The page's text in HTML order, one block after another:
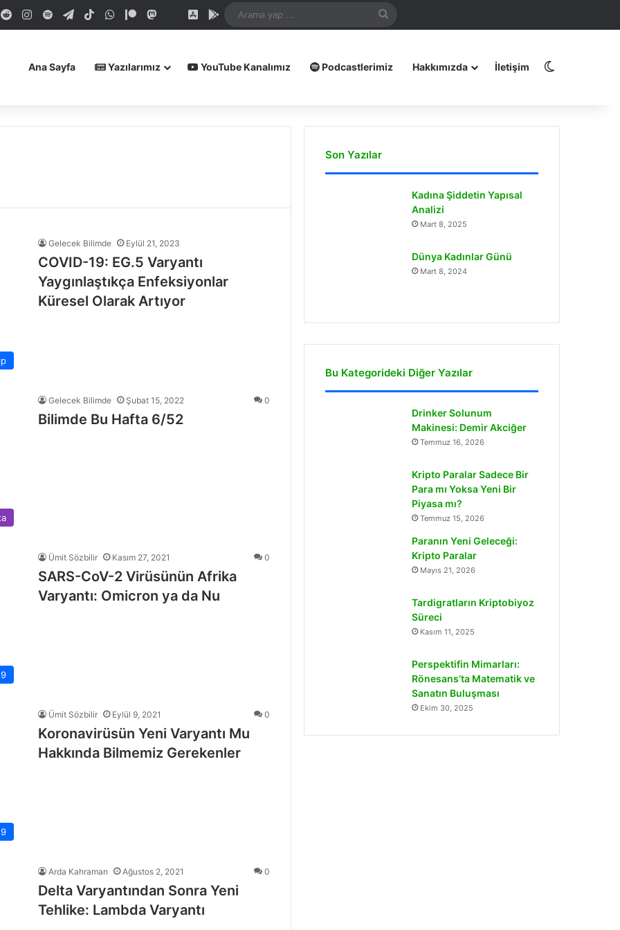
RedditInstagram
SpotifyTelegramTikTokWhatsApp
PatreonMastodonBlueskyiOS Uygulamamız
Android Uygulamamız
...
Ana Sayfa Yazılarımız YouTube Kanalımız Podcastlerimiz Hakkımızda İletişim
Gelecek Bilimde Eylül 21, 2023
COVID-19: EG.5 Varyantı
Yaygınlaştıkça Enfeksiyonlar
Küresel Olarak Artıyor
Gelecek Bilimde Şubat 15, 2022 0
Bilimde Bu Hafta 6/52
Ümit Sözbilir Kasım 27, 2021 0
SARS-CoV-2 Virüsünün Afrika
Varyantı: Omicron ya da Nu
Ümit Sözbilir Eylül 9, 2021 0
Koronavirüsün Yeni Varyantı Mu
Hakkında Bilmemiz Gerekenler
Arda Kahraman Ağustos 2, 2021 0
Delta Varyantından Sonra Yeni
Tehlike: Lambda Varyantı
Son Yazılar
Kadına Şiddetin Yapısal
Analizi
Mart 8, 2025
Dünya Kadınlar Günü
Mart 8, 2024
Bu Kategorideki Diğer Yazılar
Drinker Solunum
Makinesi: Demir Akciğer
Temmuz 16, 2026
Kripto Paralar Sadece Bir
Para mı Yoksa Yeni Bir
Piyasa mı?
Temmuz 15, 2026
Paranın Yeni Geleceği:
Kripto Paralar
Mayıs 21, 2026
Tardigratların Kriptobiyoz
Süreci
Kasım 11, 2025
Perspektifin Mimarları:
Rönesans’ta Matematik ve
Sanatın Buluşması
Ekim 30, 2025